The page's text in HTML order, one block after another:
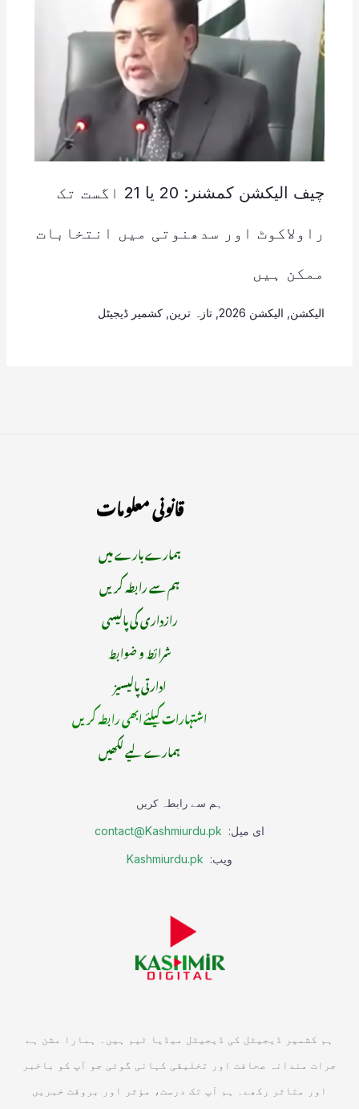
چیف الیکشن کمشنر: 20 یا 21 اگست تک
راولاکوٹ اور سدھنوتی میں انتخابات
ممکن ہیں
الیکشن الیکشن 2026 , تازہ ترین کشمیر ڈیجیٹل
قانونی معلومات
ہمارے بارے میں
ہم سے رابطہ کریں
رازداری کی پالیسی
شرائط و ضوابط
ادارتی پالیسیز
اشتہارات کیلئے ابھی رابطہ کریں
ہمارے لیے لکھیں
ہم سے رابطہ کریں
ای میل: contact@Kashmiurdu.pk
ویب: Kashmiurdu.pk
ہم کشمیر ڈیجیٹل کی ڈیجیٹل میڈیا ٹیم ہیں۔ ہمارا مشن ہے
جرات مندانہ صحافت اور تخلیقی کہانی گوئی جو آپ کو باخبر
اور متاثر رکھے۔ ہم آپ تک درست، مؤثر اور بروقت خبریں